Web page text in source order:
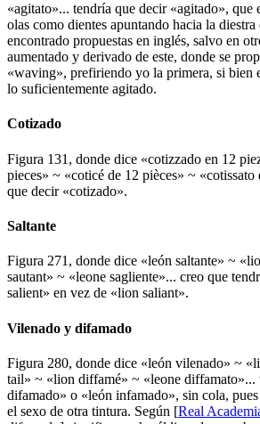
«agitato»... tendría que decir «agitado», que
olas como dientes apuntando hacia la
encontrado propuestas en inglés, salvo en
aumentado y derivado de este, donde se
«waving», prefiriendo yo la primera, si bien
lo suficientemente agitado.
Cotizado
Figura 131, donde dice «cotizzado en 12
pieces» ~ «coticé de 12 pièces» ~ «cotissato
que decir «cotizado».
Saltante
Figura 271, donde dice «león saltante» ~ «
sautant» ~ «leone sagliente»... creo que
salient» en vez de «lion saliant».
Vilenado y difamado
Figura 280, donde dice «león vilenado» ~ «
tail» ~ «lion diffamé» ~ «leone diffamato»...
difamado» o «león infamado», sin cola,
el sexo de otra tintura. Según [Real